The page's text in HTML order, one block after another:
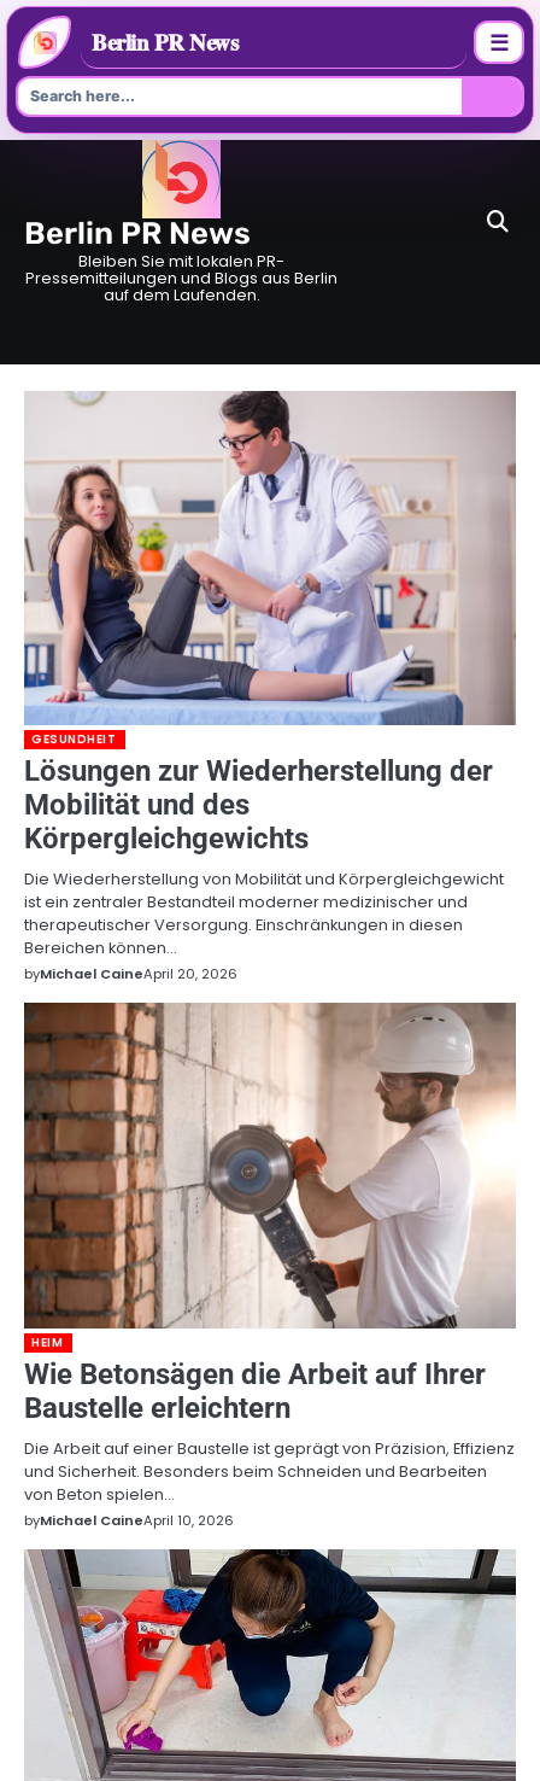
Berlin PR News ☰
Berlin PR News
Bleiben Sie mit lokalen PR-
Pressemitteilungen und Blogs aus Berlin
auf dem Laufenden.
GESUNDHEIT
Lösungen zur Wiederherstellung der
Mobilität und des
Körpergleichgewichts
Die Wiederherstellung von Mobilität und Körpergleichgewicht
ist ein zentraler Bestandteil moderner medizinischer und
therapeutischer Versorgung. Einschränkungen in diesen
Bereichen können…
byMichael CaineApril 20, 2026
HEIM
Wie Betonsägen die Arbeit auf Ihrer
Baustelle erleichtern
Die Arbeit auf einer Baustelle ist geprägt von Präzision, Effizienz
und Sicherheit. Besonders beim Schneiden und Bearbeiten
von Beton spielen…
byMichael CaineApril 10, 2026